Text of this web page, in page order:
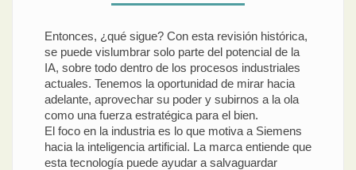
Entonces, ¿qué sigue? Con esta revisión histórica,
se puede vislumbrar solo parte del potencial de la
IA, sobre todo dentro de los procesos industriales
actuales. Tenemos la oportunidad de mirar hacia
adelante, aprovechar su poder y subirnos a la ola
como una fuerza estratégica para el bien.
El foco en la industria es lo que motiva a Siemens
hacia la inteligencia artificial. La marca entiende que
esta tecnología puede ayudar a salvaguardar